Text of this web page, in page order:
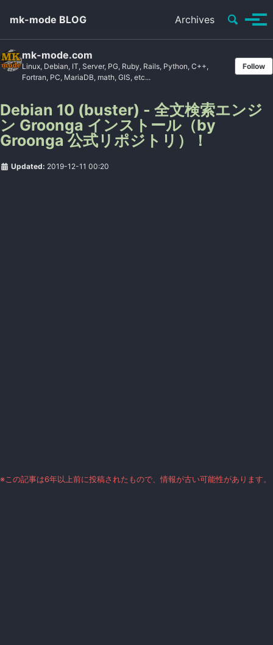
mk-mode BLOG Archives Toggle
mk-mode.com
Linux, Debian, IT, Server, PG, Ruby, Rails, Python, C++,
Fortran, PC, MariaDB, math, GIS, etc...
Follow
Debian 10 (buster) - 全文検索エンジ
ン Groonga インストール（by
Groonga 公式リポジトリ）！
Updated: 2019-12-11 00:20
※この記事は6年以上前に投稿されたもので、情報が古い可能性があります。